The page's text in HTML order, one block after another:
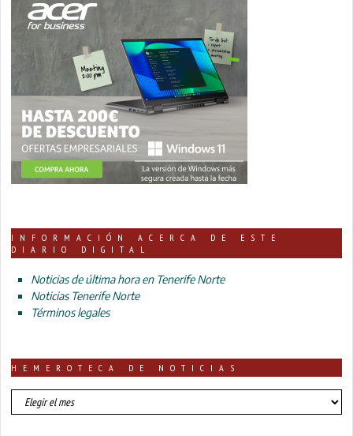
INFORMACIÓN ACERCA DE ESTE
DIARIO DIGITAL
Noticias de última hora en Tenerife Norte
Noticias Tenerife Norte
Términos legales
HEMEROTECA DE NOTICIAS
HEMEROTECA
DE